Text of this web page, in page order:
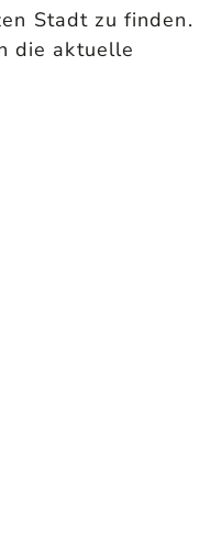
Stadt zu finden.
die aktuelle